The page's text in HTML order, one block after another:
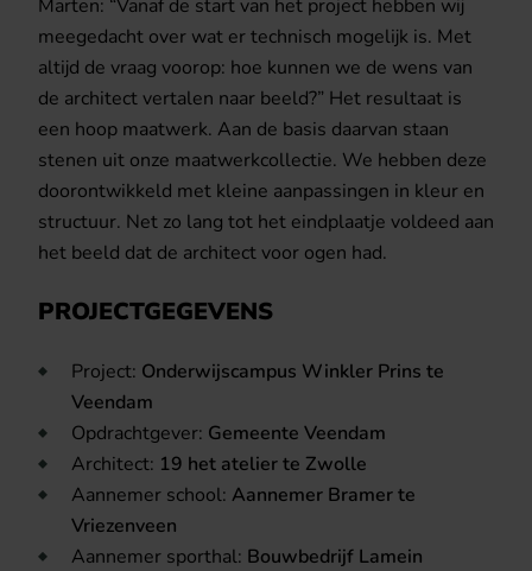
Marten: “Vanaf de start van het project hebben wij
meegedacht over wat er technisch mogelijk is. Met
altijd de vraag voorop: hoe kunnen we de wens van
de architect vertalen naar beeld?” Het resultaat is
een hoop maatwerk. Aan de basis daarvan staan
stenen uit onze maatwerkcollectie. We hebben deze
doorontwikkeld met kleine aanpassingen in kleur en
structuur. Net zo lang tot het eindplaatje voldeed aan
het beeld dat de architect voor ogen had.
PROJECTGEGEVENS
Project: Onderwijscampus Winkler Prins te
Veendam
Opdrachtgever: Gemeente Veendam
Architect: 19 het atelier te Zwolle
Aannemer school: Aannemer Bramer te
Vriezenveen
Aannemer sporthal: Bouwbedrijf Lamein